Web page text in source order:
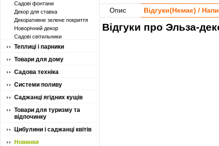
Садові фонтани
Декор для ставка
Декоративне зелене покриття
Новорічний декор
Садові світильники
Теплиці і парники
Товари для дому
Садова техніка
Системи поливу
Саджанці ягідних кущів
Товари для туризму та
відпочинку
Цибулини і саджанці квітів
Новинки
Опис Відгуки(Немає) /
Відгуки про Эльза-